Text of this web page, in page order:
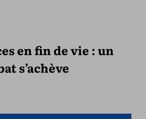
en fin de vie : un
s’achève